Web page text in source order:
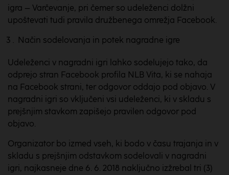
igra – Varčevanje, pri čemer so udeleženci dolžni
upoštevati tudi pravila družbenega omrežja Facebook.
Način sodelovanja in potek nagradne igre
Udeleženci v nagradni igri lahko sodelujejo tako, da
odprejo stran Facebook profila NLB Vita, ki se nahaja
na Facebook strani, ter odgovor oddajo pod objavo. V
nagradni igri so vključeni vsi udeleženci, ki v skladu s
prejšnjim stavkom zapišejo pravilen odgovor pod
objavo.
Organizator bo izmed vseh, ki bodo v času trajanja in v
skladu s prejšnjim odstavkom sodelovali v nagradni
igri, najkasneje dne 6. 6. 2018 naključno izžrebal tri (3)